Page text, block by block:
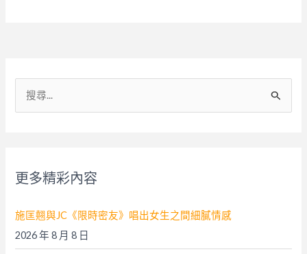
:
更多精彩內容
施匡翹與JC《限時密友》唱出女生之間細膩情感
2026 年 8 月 8 日